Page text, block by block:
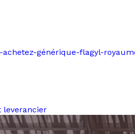
générique-flagyl-
leverancier